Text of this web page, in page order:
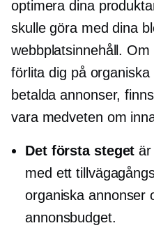
optimera dina
skulle göra med dina
webbplatsinnehåll.
förlita dig på
betalda annonser,
vara medveten om
Det första steget är
med ett
organiska annonser
annonsbudget.